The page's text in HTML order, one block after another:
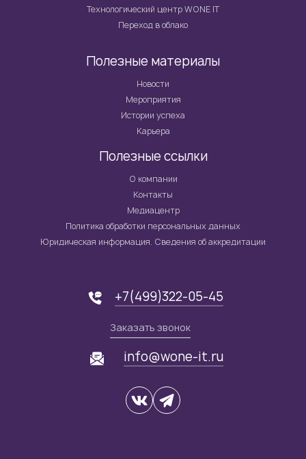
Технологический центр WONE IT
Переход в облако
Полезные материалы
Новости
Мероприятия
Истории успеха
Карьера
Полезные ссылки
О компании
Контакты
Медиацентр
Политика обработки персональных данных
Юридическая информация. Сведения об аккредитации
+7(499)322-05-45
Заказать звонок
info@wone-it.ru